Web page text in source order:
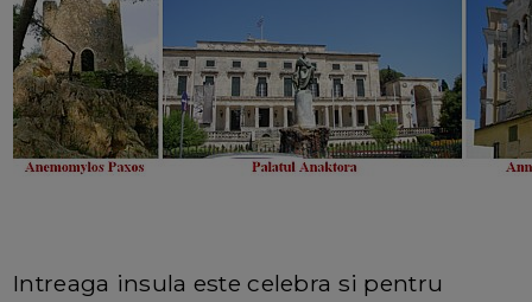
Intreaga insula este celebra si pentru